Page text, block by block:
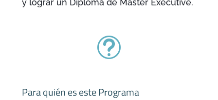
t
Para quién es este Programa